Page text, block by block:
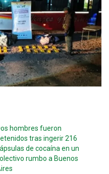
hombres fueron
tras ingerir 216
de cocaína en un
rumbo a Buenos